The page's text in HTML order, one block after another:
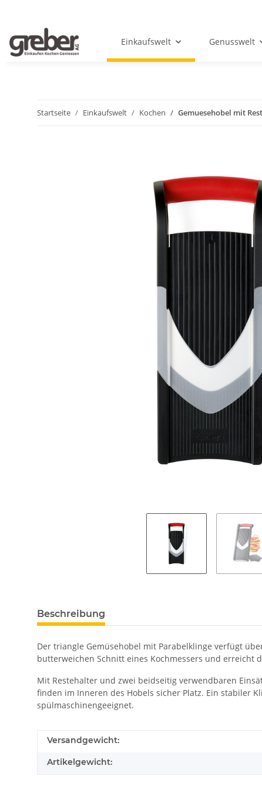
Einkaufswelt Genusswelt
Startseite Einkaufswelt Kochen Gemuesehobel mit
Beschreibung
Der triangle Gemüsehobel mit Parabelklinge verfügt
butterweichen Schnitt eines Kochmessers und erreicht
Mit Restehalter und zwei beidseitig verwendbaren
finden im Inneren des Hobels sicher Platz. Ein stabiler
spülmaschinengeeignet.
Versandgewicht:
Artikelgewicht: